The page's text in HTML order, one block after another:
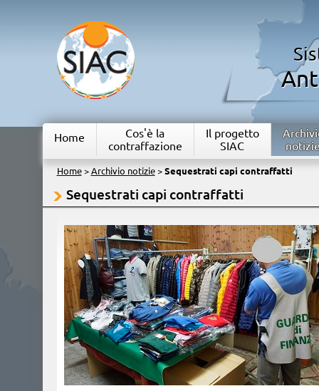
Home
Cos'è la
contraffazione
Il progetto
SIAC
Home> Archivio notizie> Sequestrati capi contraffatti
Sequestrati capi contraffatti